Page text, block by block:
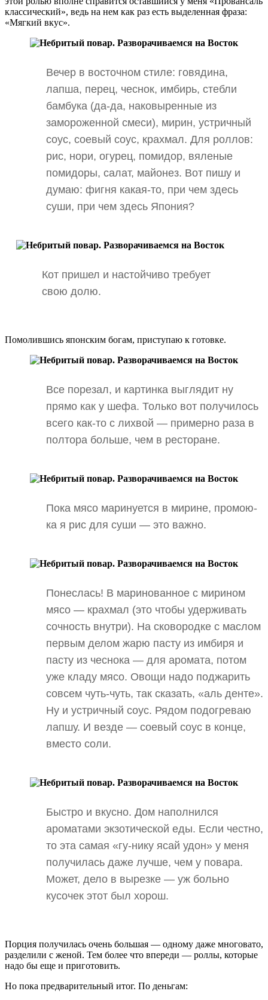
классический», ведь на нем как раз есть выделенная фраза:
«Мягкий вкус».
Вечер в восточном стиле: говядина,
лапша, перец, чеснок, имбирь, стебли
бамбука (да-да, наковыренные из
замороженной смеси), мирин, устричный
соус, соевый соус, крахмал. Для роллов:
рис, нори, огурец, помидор, вяленые
помидоры, салат, майонез. Вот пишу и
думаю: фигня какая-то, при чем здесь
суши, при чем здесь Япония?
Кот пришел и настойчиво требует
свою долю.
Помолившись японским богам, приступаю к готовке.
Все порезал, и картинка выглядит ну
прямо как у шефа. Только вот получилось
всего как-то с лихвой — примерно раза в
полтора больше, чем в ресторане.
Пока мясо маринуется в мирине, промою-
ка я рис для суши — это важно.
Понеслась! В маринованное с мирином
мясо — крахмал (это чтобы удерживать
сочность внутри). На сковородке с маслом
первым делом жарю пасту из имбиря и
пасту из чеснока — для аромата, потом
уже кладу мясо. Овощи надо поджарить
совсем чуть-чуть, так сказать, «аль денте».
Ну и устричный соус. Рядом подогреваю
лапшу. И везде — соевый соус в конце,
вместо соли.
Быстро и вкусно. Дом наполнился
ароматами экзотической еды. Если честно,
то эта самая «гу-нику ясай удон» у меня
получилась даже лучше, чем у повара.
Может, дело в вырезке — уж больно
кусочек этот был хорош.
Порция получилась очень большая — одному даже многовато,
разделили с женой. Тем более что впереди — роллы, которые
надо бы еще и приготовить.
Но пока предварительный итог. По деньгам: